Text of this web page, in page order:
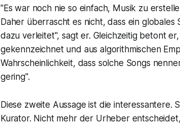
"Es war noch nie so einfach, Musik zu
Daher überrascht es nicht, dass ein
dazu verleitet", sagt er. Gleichzeitig betont
gekennzeichnet und aus algorithmischen
Wahrscheinlichkeit, dass solche Songs
gering".
Diese zweite Aussage ist die interessantere.
Kurator. Nicht mehr der Urheber